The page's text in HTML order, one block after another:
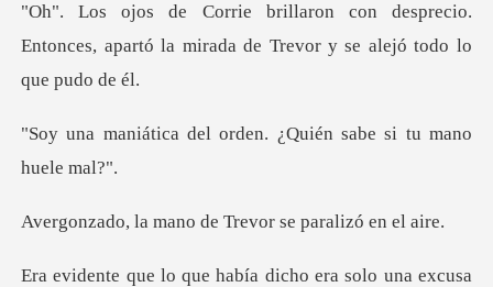
esprecio.
Entonces, apartó la mirada de
orden. ¿Quién sabe si
no de Trevor se pa
dicho era solo una excusa